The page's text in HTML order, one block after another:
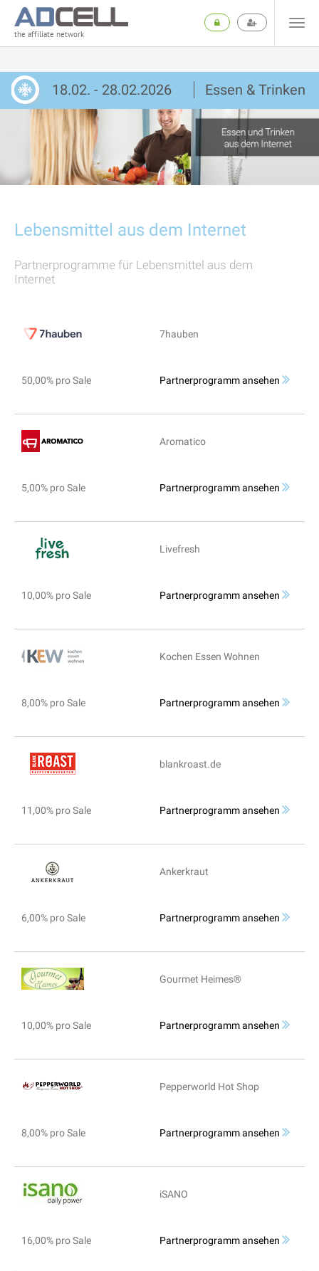
the affiliate network
18.02. - 28.02.2026 Essen & Trinken
Lebensmittel aus dem Internet
Partnerprogramme für Lebensmittel aus dem
Internet
7hauben
50,00% pro Sale Partnerprogramm ansehen
Aromatico
5,00% pro Sale Partnerprogramm ansehen
Livefresh
10,00% pro Sale Partnerprogramm ansehen
Kochen Essen Wohnen
8,00% pro Sale Partnerprogramm ansehen
blankroast.de
11,00% pro Sale Partnerprogramm ansehen
Ankerkraut
6,00% pro Sale Partnerprogramm ansehen
Gourmet Heimes®
10,00% pro Sale Partnerprogramm ansehen
Pepperworld Hot Shop
8,00% pro Sale Partnerprogramm ansehen
iSANO
16,00% pro Sale Partnerprogramm ansehen